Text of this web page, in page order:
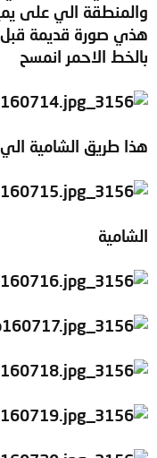
والمنطقة الي على
هذي صورة قديمة
بالخط الاحمر انمسح
هذا طريق الشامية
الشامية